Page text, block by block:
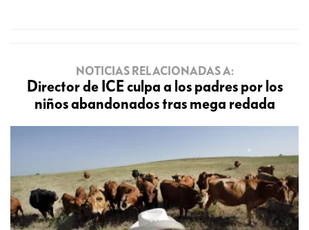
NOTICIAS RELACIONADAS A:
Director de ICE culpa a los padres por los
niños abandonados tras mega redada